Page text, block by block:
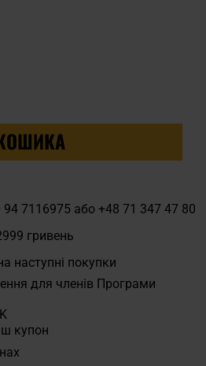
7116975 або +48 71 347 47 80
гривень
наступні покупки
для членів Програми
купон